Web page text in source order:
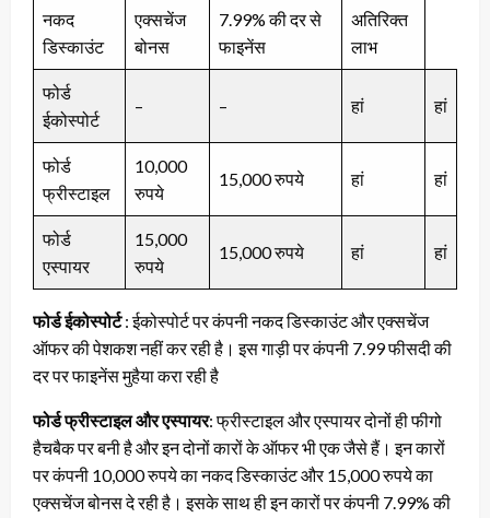
नकद
डिस्काउंट
एक्सचेंज
बोनस
7.99% की दर से
फाइनेंस
अतिरिक्त
लाभ
फोर्ड
ईकोस्पोर्ट
– – हां हां
फोर्ड
फ्रीस्टाइल
10,000
रुपये
15,000 रुपये हां हां
फोर्ड
एस्पायर
15,000
रुपये
15,000 रुपये हां हां
फोर्ड ईकोस्पोर्ट: ईकोस्पोर्ट पर कंपनी नकद डिस्काउंट और एक्सचेंज
ऑफर की पेशकश नहीं कर रही है। इस गाड़ी पर कंपनी 7.99 फीसदी की
दर पर फाइनेंस मुहैया करा रही है
फोर्ड फ्रीस्टाइल और एस्पायर: फ्रीस्टाइल और एस्पायर दोनों ही फीगो
हैचबैक पर बनी है और इन दोनों कारों के ऑफर भी एक जैसे हैं। इन कारों
पर कंपनी 10,000 रुपये का नकद डिस्काउंट और 15,000 रुपये का
एक्सचेंज बोनस दे रही है। इसके साथ ही इन कारों पर कंपनी 7.99% की